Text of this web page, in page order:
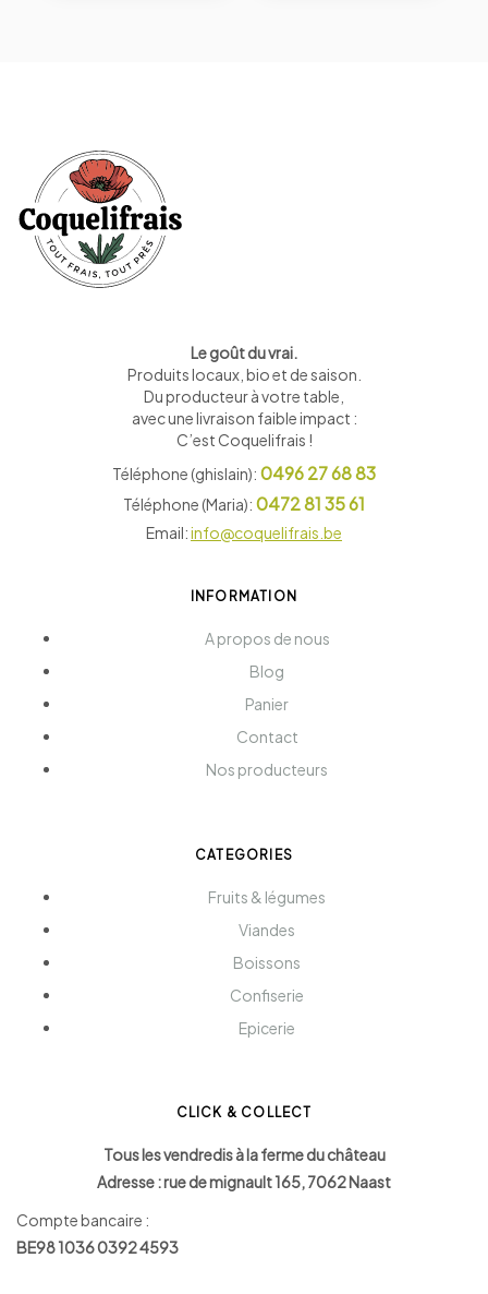
Le goût du vrai.
Produits locaux, bio et de saison
Du producteur à votre table,
avec une livraison faible impact :
C’est Coquelifrais !
Téléphone (ghislain): 0496 27 68 83
Téléphone (Maria): 0472 81 35 61
Email:info@coquelifrais.be
INFORMATION
A propos de nous
Blog
Panier
Contact
Nos producteurs
CATEGORIES
Fruits & légumes
Viandes
Boissons
Confiserie
Epicerie
CLICK & COLLECT
Tous les vendredis à la ferme du château
Adresse : rue de mignault 165, 7062 Naast
Compte bancaire :
BE98 1036 0392 4593